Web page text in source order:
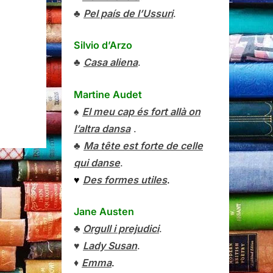
♣ Pel país de l’Ussuri.
Silvio d’Arzo
♣ Casa aliena.
Martine Audet
♠ El meu cap és fort allà on
l’altra dansa.
♣ Ma tête est forte de celle
qui danse.
♥ Des formes utiles.
Jane Austen
♣ Orgull i prejudici.
♥ Lady Susan.
♦ Emma.